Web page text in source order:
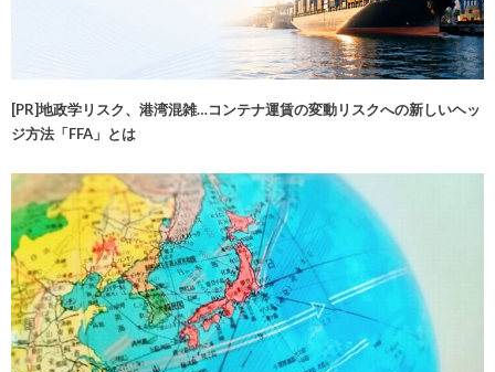
[PR]地政学リスク、港湾混雑…コンテナ運賃の変動リスクへの新しいヘッ
ジ方法「FFA」とは